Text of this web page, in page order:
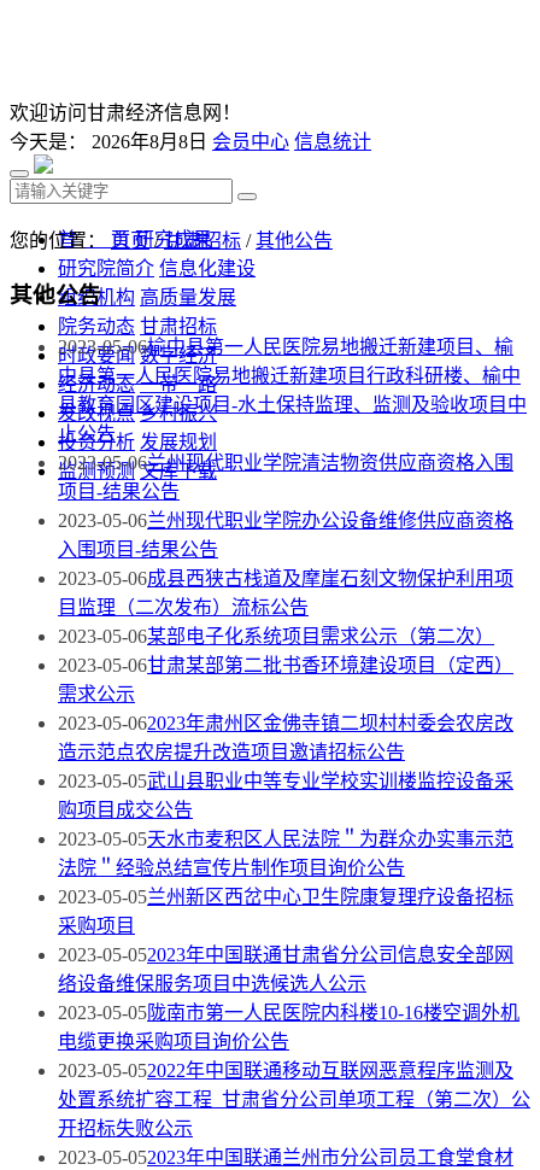
欢迎访问甘肃经济信息网！
今天是： 2026年8月8日 会员中心 信息统计
首 页 研究成果
研究院简介 信息化建设
组织机构 高质量发展
院务动态 甘肃招标
时政要闻 数字经济
经济动态 一带一路
发改视点 乡村振兴
投资分析 发展规划
监测预测 文库下载
您的位置： 首页/甘肃招标 /其他公告
其他公告
2023-05-06榆中县第一人民医院易地搬迁新建项目、榆
中县第一人民医院易地搬迁新建项目行政科研楼、榆中
县教育园区建设项目-水土保持监理、监测及验收项目中
止公告
2023-05-06兰州现代职业学院清洁物资供应商资格入围
项目-结果公告
2023-05-06兰州现代职业学院办公设备维修供应商资格
入围项目-结果公告
2023-05-06成县西狭古栈道及摩崖石刻文物保护利用项
目监理（二次发布）流标公告
2023-05-06某部电子化系统项目需求公示（第二次）
2023-05-06甘肃某部第二批书香环境建设项目（定西）
需求公示
2023-05-062023年肃州区金佛寺镇二坝村村委会农房改
造示范点农房提升改造项目邀请招标公告
2023-05-05武山县职业中等专业学校实训楼监控设备采
购项目成交公告
2023-05-05天水市麦积区人民法院＂为群众办实事示范
法院＂经验总结宣传片制作项目询价公告
2023-05-05兰州新区西岔中心卫生院康复理疗设备招标
采购项目
2023-05-052023年中国联通甘肃省分公司信息安全部网
络设备维保服务项目中选候选人公示
2023-05-05陇南市第一人民医院内科楼10-16楼空调外机
电缆更换采购项目询价公告
2023-05-052022年中国联通移动互联网恶意程序监测及
处置系统扩容工程_甘肃省分公司单项工程（第二次）公
开招标失败公示
2023-05-052023年中国联通兰州市分公司员工食堂食材